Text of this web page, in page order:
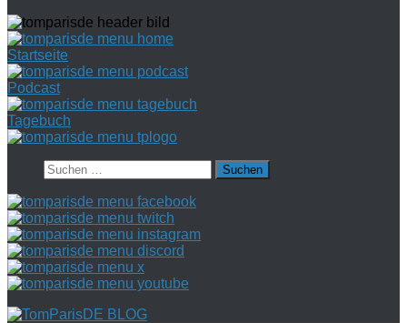
Startseite
Podcast
Tagebuch
Suchen
nach: